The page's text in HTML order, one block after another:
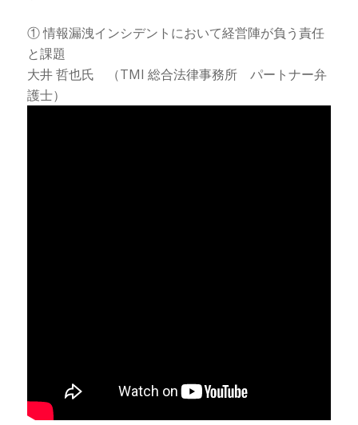
① 情報漏洩インシデントにおいて経営陣が負う責任
と課題
大井 哲也氏 （TMI 総合法律事務所 パートナー弁
護士）